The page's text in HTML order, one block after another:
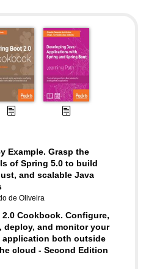
Example. Grasp the
of Spring 5.0 to build
and scalable Java
de Oliveira
Cookbook. Configure,
deploy, and monitor your
application both outside
cloud - Second Edition